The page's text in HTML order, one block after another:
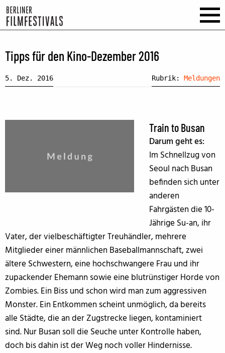
Tipps für den Kino-Dezember 2016
5. Dez. 2016 Rubrik: Meldungen
Train to Busan
Darum geht es:
Im Schnellzug von
Seoul nach Busan
befinden sich unter
anderen
Fahrgästen die 10-
Jährige Su-an, ihr
Vater, der vielbeschäftigter Treuhändler, mehrere
Mitglieder einer männlichen Baseballmannschaft, zwei
ältere Schwestern, eine hochschwangere Frau und ihr
zupackender Ehemann sowie eine blutrünstiger Horde von
Zombies. Ein Biss und schon wird man zum aggressiven
Monster. Ein Entkommen scheint unmöglich, da bereits
alle Städte, die an der Zugstrecke liegen, kontaminiert
sind. Nur Busan soll die Seuche unter Kontrolle haben,
doch bis dahin ist der Weg noch voller Hindernisse.